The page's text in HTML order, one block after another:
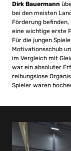
Dirk Bauermann
bei den meisten
Förderung
eine wichtige erste
Für die jungen
Motivationsschub
im Vergleich mit
war ein absoluter
reibungslose
Spieler waren